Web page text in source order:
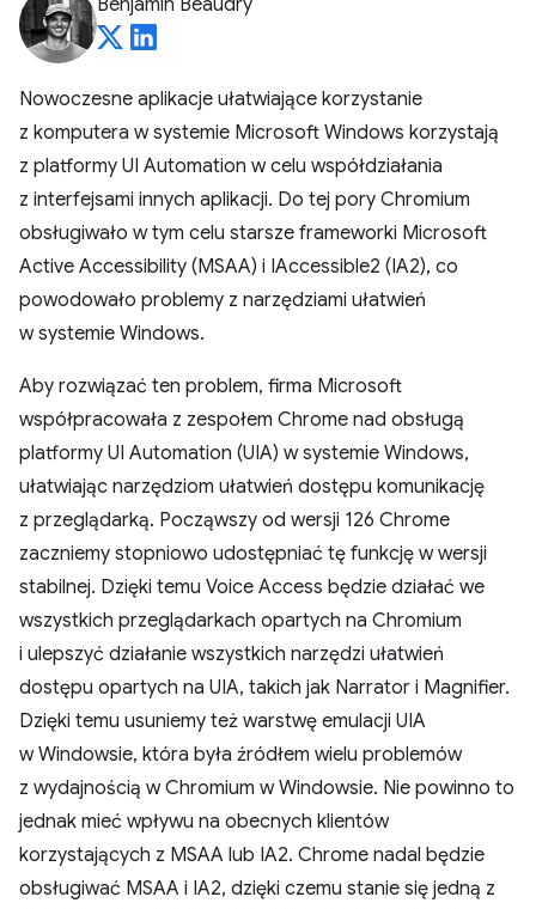
Benjamin Beaudry
Nowoczesne aplikacje ułatwiające korzystanie
z komputera w systemie Microsoft Windows korzystają
z platformy UI Automation w celu współdziałania
z interfejsami innych aplikacji. Do tej pory Chromium
obsługiwało w tym celu starsze frameworki Microsoft
Active Accessibility (MSAA) i IAccessible2 (IA2), co
powodowało problemy z narzędziami ułatwień
w systemie Windows.
Aby rozwiązać ten problem, firma Microsoft
współpracowała z zespołem Chrome nad obsługą
platformy UI Automation (UIA) w systemie Windows,
ułatwiając narzędziom ułatwień dostępu komunikację
z przeglądarką. Począwszy od wersji 126 Chrome
zaczniemy stopniowo udostępniać tę funkcję w wersji
stabilnej. Dzięki temu Voice Access będzie działać we
wszystkich przeglądarkach opartych na Chromium
i ulepszyć działanie wszystkich narzędzi ułatwień
dostępu opartych na UIA, takich jak Narrator i Magnifier.
Dzięki temu usuniemy też warstwę emulacji UIA
w Windowsie, która była źródłem wielu problemów
z wydajnością w Chromium w Windowsie. Nie powinno to
jednak mieć wpływu na obecnych klientów
korzystających z MSAA lub IA2. Chrome nadal będzie
obsługiwać MSAA i IA2, dzięki czemu stanie się jedną z